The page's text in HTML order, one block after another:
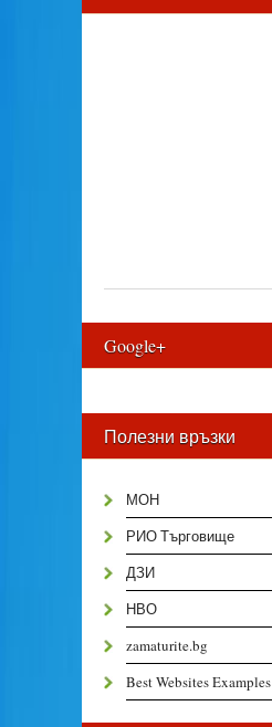
Google+
Полезни връзки
МОН
РИО Търговище
ДЗИ
НВО
zamaturite.bg
Best Websites Examples